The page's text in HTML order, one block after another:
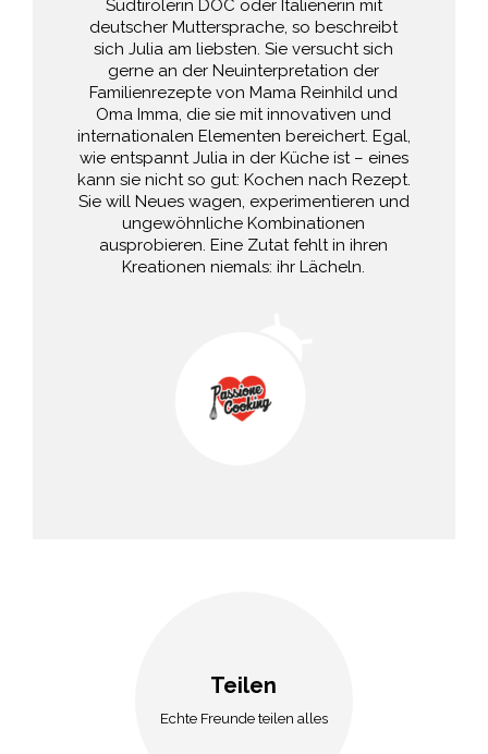
Südtirolerin DOC oder Italienerin mit
deutscher Muttersprache, so beschreibt
sich Julia am liebsten. Sie versucht sich
gerne an der Neuinterpretation der
Familienrezepte von Mama Reinhild und
Oma Imma, die sie mit innovativen und
internationalen Elementen bereichert. Egal,
wie entspannt Julia in der Küche ist – eines
kann sie nicht so gut: Kochen nach Rezept.
Sie will Neues wagen, experimentieren und
ungewöhnliche Kombinationen
ausprobieren. Eine Zutat fehlt in ihren
Kreationen niemals: ihr Lächeln.
Teilen
Echte Freunde teilen alles